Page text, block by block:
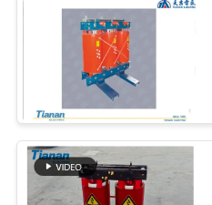
CONTATTICI
NOTIZIE
RICHIEDA
UNA
elettrico a
d'olio